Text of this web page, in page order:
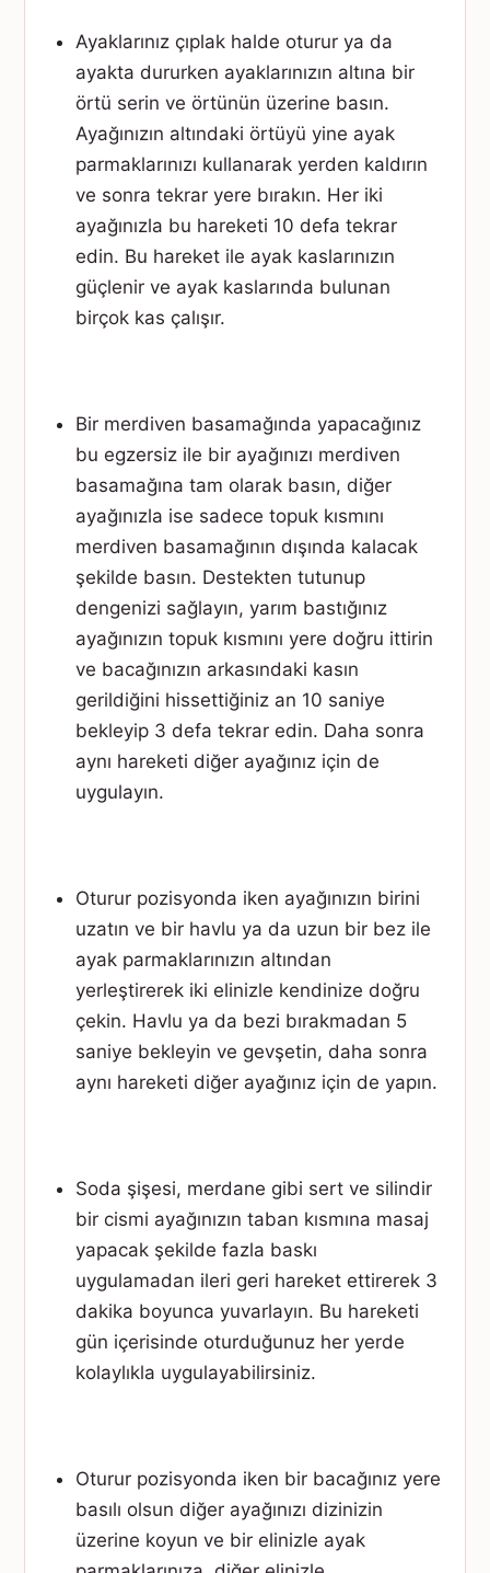
Ayaklarınız çıplak halde oturur ya da
ayakta dururken ayaklarınızın altına bir
örtü serin ve örtünün üzerine basın.
Ayağınızın altındaki örtüyü yine ayak
parmaklarınızı kullanarak yerden kaldırın
ve sonra tekrar yere bırakın. Her iki
ayağınızla bu hareketi 10 defa tekrar
edin. Bu hareket ile ayak kaslarınızın
güçlenir ve ayak kaslarında bulunan
birçok kas çalışır.
Bir merdiven basamağında yapacağınız
bu egzersiz ile bir ayağınızı merdiven
basamağına tam olarak basın, diğer
ayağınızla ise sadece topuk kısmını
merdiven basamağının dışında kalacak
şekilde basın. Destekten tutunup
dengenizi sağlayın, yarım bastığınız
ayağınızın topuk kısmını yere doğru ittirin
ve bacağınızın arkasındaki kasın
gerildiğini hissettiğiniz an 10 saniye
bekleyip 3 defa tekrar edin. Daha sonra
aynı hareketi diğer ayağınız için de
uygulayın.
Oturur pozisyonda iken ayağınızın birini
uzatın ve bir havlu ya da uzun bir bez ile
ayak parmaklarınızın altından
yerleştirerek iki elinizle kendinize doğru
çekin. Havlu ya da bezi bırakmadan 5
saniye bekleyin ve gevşetin, daha sonra
aynı hareketi diğer ayağınız için de yapın.
Soda şişesi, merdane gibi sert ve silindir
bir cismi ayağınızın taban kısmına masaj
yapacak şekilde fazla baskı
uygulamadan ileri geri hareket ettirerek 3
dakika boyunca yuvarlayın. Bu hareketi
gün içerisinde oturduğunuz her yerde
kolaylıkla uygulayabilirsiniz.
Oturur pozisyonda iken bir bacağınız yere
basılı olsun diğer ayağınızı dizinizin
üzerine koyun ve bir elinizle ayak